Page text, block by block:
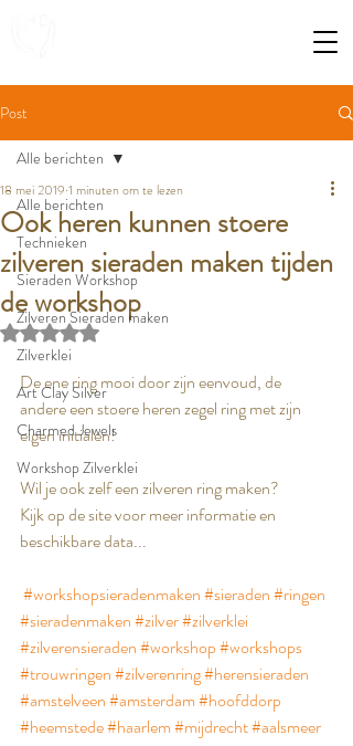
Post
Alle berichten
Technieken
Sieraden Workshop
Zilveren Sieraden maken
Zilverklei
Art Clay Silver
Charmed Jewels
Workshop Zilverklei
Alle berichten
Ook heren kunnen stoere
zilveren sieraden maken tijden
de workshop
18 mei 2019 1 minuten om te lezen
Beoordeeld met NaN uit 5 sterren.
De ene ring mooi door zijn eenvoud, de
andere een stoere heren zegel ring met zijn
eigen initialen!
Wil je ook zelf een zilveren ring maken?
Kijk op de site voor meer informatie en
beschikbare data...
#workshopsieradenmaken#sieraden#ringen
#sieradenmaken#zilver#zilverklei
#zilverensieraden#workshop#workshops
#trouwringen#zilverenring#herensieraden
#amstelveen#amsterdam#hoofddorp
#heemstede#haarlem#mijdrecht#aalsmeer